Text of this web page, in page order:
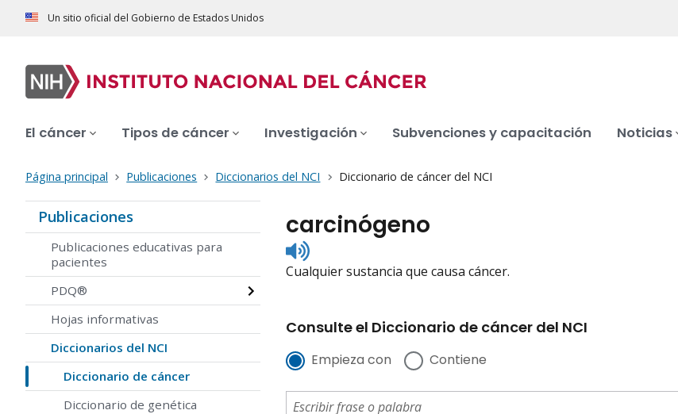
Un sitio oficial del Gobierno de Estados Unidos
El cáncer Tipos de cáncer Investigación Subvenciones y capacitación Noticias
Página principal Publicaciones Diccionarios del NCI Diccionario de cáncer del NCI
Publicaciones
Publicaciones educativas para
pacientes
PDQ®
Hojas informativas
Diccionarios del NCI
Diccionario de cáncer
Diccionario de genética
carcinógeno
Listen
to
pronunciation
Cualquier sustancia que causa cáncer.
Consulte el Diccionario de cáncer del NCI
Empieza con Contiene